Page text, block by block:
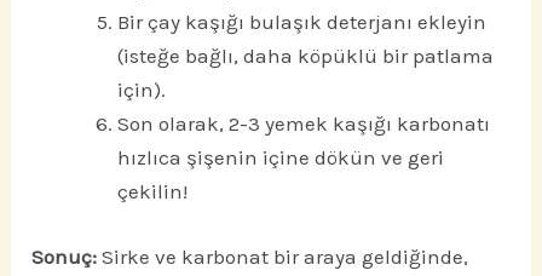
Bir çay kaşığı bulaşık deterjanı ekleyin
(isteğe bağlı, daha köpüklü bir patlama
için).
Son olarak, 2-3 yemek kaşığı karbonatı
hızlıca şişenin içine dökün ve geri
çekilin!
Sonuç: Sirke ve karbonat bir araya geldiğinde,